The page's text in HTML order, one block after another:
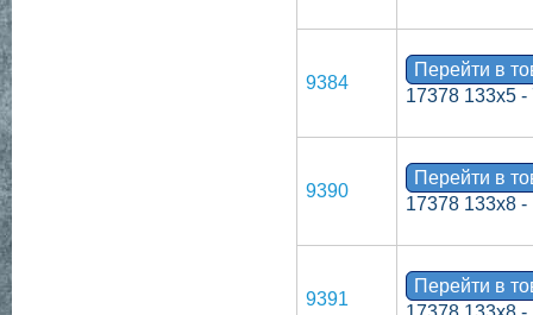
9384
Перейти в
17378 133х5 -
9390
Перейти в
17378 133х8 -
9391
Перейти в